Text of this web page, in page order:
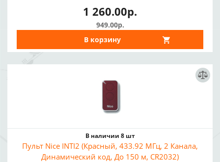
1 260.00р.
949.00р.
В корзину
В наличии 8 шт
Пульт Nice INTI2 (Красный, 433.92 МГц, 2 Канала,
Динамический код, До 150 м, CR2032)